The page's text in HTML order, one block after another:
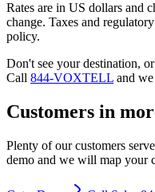
Rates are in US dollars and
change. Taxes and
policy.
Don't see your destination,
Call 844-VOXTELL and
Customers in
Plenty of our customers
demo and we will map your